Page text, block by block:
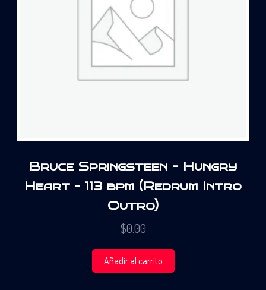
Bruce Springsteen – Hungry
Heart – 113 bpm (Redrum Intro
Outro)
$0.00
Añadir al carrito